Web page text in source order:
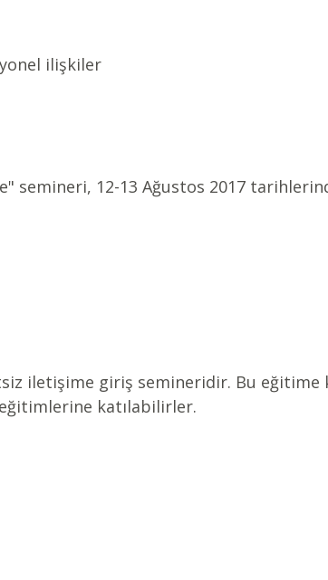
ilişkiler
semineri, 12-13 Ağustos 2017
iletişime giriş semineridir. Bu eğitime
katılabilirler.